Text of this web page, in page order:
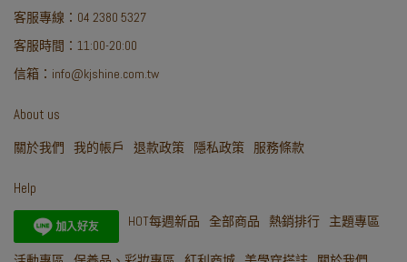
客服專線：04 2380 5327
客服時間：11:00-20:00
信箱：info@kjshine.com.tw
About us
關於我們 我的帳戶 退款政策 隱私政策 服務條款
Help
HOT每週新品 全部商品 熱銷排行 主題專區